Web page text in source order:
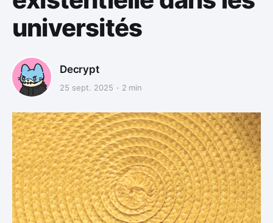
universités
Decrypt
25 sept. 2025 2 min